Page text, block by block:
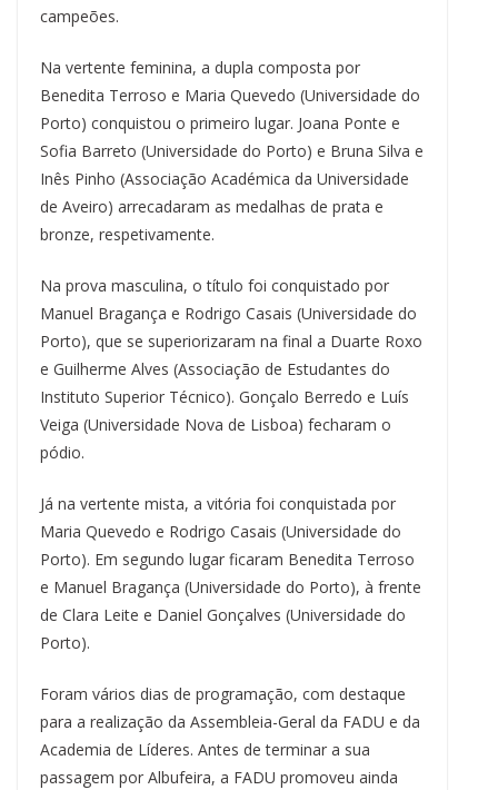
campeões.
Na vertente feminina, a dupla composta por
Benedita Terroso e Maria Quevedo (Universidade do
Porto) conquistou o primeiro lugar. Joana Ponte e
Sofia Barreto (Universidade do Porto) e Bruna Silva e
Inês Pinho (Associação Académica da Universidade
de Aveiro) arrecadaram as medalhas de prata e
bronze, respetivamente.
Na prova masculina, o título foi conquistado por
Manuel Bragança e Rodrigo Casais (Universidade do
Porto), que se superiorizaram na final a Duarte Roxo
e Guilherme Alves (Associação de Estudantes do
Instituto Superior Técnico). Gonçalo Berredo e Luís
Veiga (Universidade Nova de Lisboa) fecharam o
pódio.
Já na vertente mista, a vitória foi conquistada por
Maria Quevedo e Rodrigo Casais (Universidade do
Porto). Em segundo lugar ficaram Benedita Terroso
e Manuel Bragança (Universidade do Porto), à frente
de Clara Leite e Daniel Gonçalves (Universidade do
Porto).
Foram vários dias de programação, com destaque
para a realização da Assembleia-Geral da FADU e da
Academia de Líderes. Antes de terminar a sua
passagem por Albufeira, a FADU promoveu ainda